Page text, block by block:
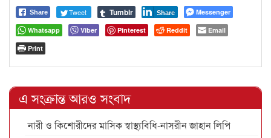
Share Tweet Tumblr Share
Messenger
Whatsapp
Viber Pinterest Reddit
Email
Print
এ সংক্রান্ত আরও সংবাদ
নারী ও কিশোরীদের মাসিক স্বাস্থ্যবিধি-নাসরীন জাহান লিপি